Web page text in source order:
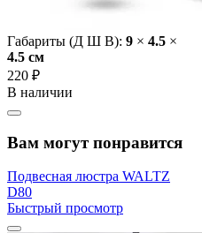
Габариты (Д Ш В): 9 × 4.5 ×
4.5 cм
220 ₽
В наличии
Вам могут понравится
Подвесная люстра WALTZ
D80
Быстрый просмотр